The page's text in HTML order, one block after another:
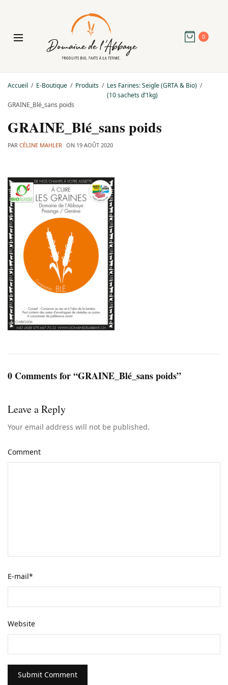
0
Accueil E-Boutique Produits
Les Farines: Seigle (GRTA & Bio)
(10 sachets d’1kg)
GRAINE_Blé_sans poids
GRAINE_Blé_sans poids
PAR CÉLINE MAHLER ON 19 AOÛT 2020
0 Comments for “GRAINE_Blé_sans poids”
Leave a Reply
Your email address will not be published.
Comment
E-mail*
Website